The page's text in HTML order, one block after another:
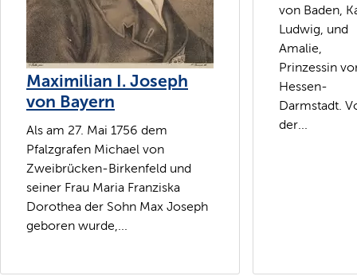
Maximilian I. Joseph
von Bayern
Als am 27. Mai 1756 dem
Pfalzgrafen Michael von
Zweibrücken-Birkenfeld und
seiner Frau Maria Franziska
Dorothea der Sohn Max Joseph
geboren wurde,...
von Baden,
Ludwig, und
Amalie,
Prinzessin
Hessen-
Darmstadt.
der...